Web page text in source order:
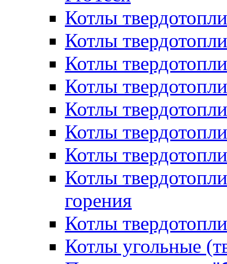
Котлы
Котлы
Котлы
Котлы
Котлы
Котлы
Котлы
Котлы
горения
Котлы
Котлы угольные